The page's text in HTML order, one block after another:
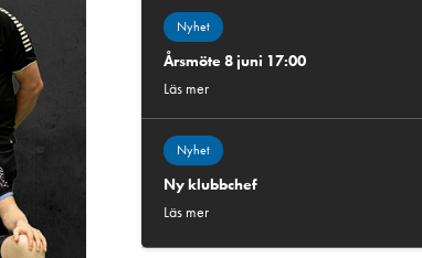
Nyhet
Årsmöte 8 juni 17:00
Läs mer
Nyhet
Ny klubbchef
Läs mer